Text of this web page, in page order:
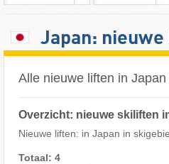
Japan:
Alle nieuwe liften in
Overzicht: nieuwe skiliften
Nieuwe liften: in Japan in
Totaal: 4